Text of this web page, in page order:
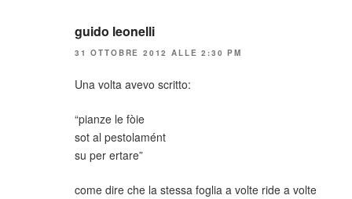
guido leonelli
31 OTTOBRE 2012 ALLE 2:30 PM
Una volta avevo scritto:
“pianze le fòie
sot al pestolamént
su per ertare”
come dire che la stessa foglia a volte ride a volte